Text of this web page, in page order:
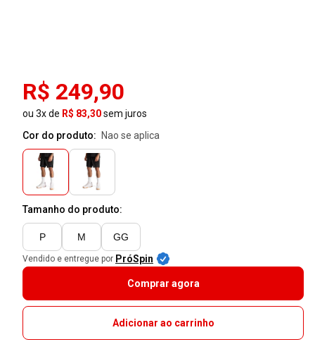
R$ 249,90
ou 3x de R$ 83,30sem juros
Cor do produto:
nao se aplica
Tamanho do produto:
P M GG
Vendido e entregue por PróSpin
Comprar agora
Adicionar ao carrinho